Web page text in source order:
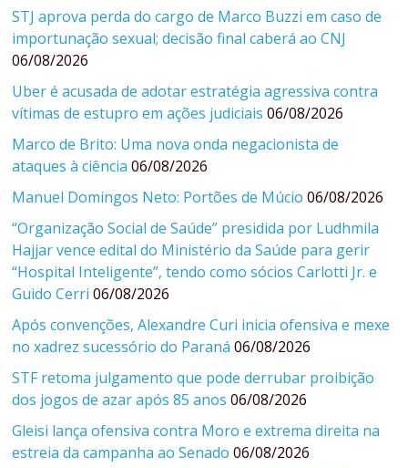
STJ aprova perda do cargo de Marco Buzzi em caso de
importunação sexual; decisão final caberá ao CNJ
06/08/2026
Uber é acusada de adotar estratégia agressiva contra
vítimas de estupro em ações judiciais 06/08/2026
Marco de Brito: Uma nova onda negacionista de
ataques à ciência 06/08/2026
Manuel Domingos Neto: Portões de Múcio 06/08/2026
“Organização Social de Saúde” presidida por Ludhmila
Hajjar vence edital do Ministério da Saúde para gerir
“Hospital Inteligente”, tendo como sócios Carlotti Jr. e
Guido Cerri 06/08/2026
Após convenções, Alexandre Curi inicia ofensiva e mexe
no xadrez sucessório do Paraná 06/08/2026
STF retoma julgamento que pode derrubar proibição
dos jogos de azar após 85 anos 06/08/2026
Gleisi lança ofensiva contra Moro e extrema direita na
estreia da campanha ao Senado 06/08/2026